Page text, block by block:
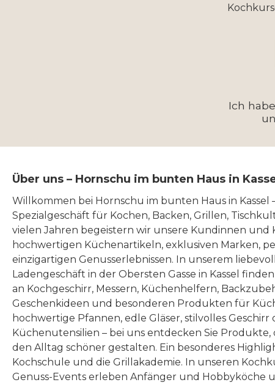
Ich
Über uns – Hornschu im bunten Haus in
Willkommen bei Hornschu im bunten Haus in Kassel
Spezialgeschäft für Kochen, Backen, Grillen,
vielen Jahren begeistern wir unsere Kundinnen und
hochwertigen Küchenartikeln, exklusiven Marken,
einzigartigen Genusserlebnissen. In unserem
Ladengeschäft in der Obersten Gasse in Kassel
an Kochgeschirr, Messern, Küchenhelfern,
Geschenkideen und besonderen Produkten für
hochwertige Pfannen, edle Gläser, stilvolles Geschirr
Küchenutensilien – bei uns entdecken Sie
den Alltag schöner gestalten. Ein besonderes
Kochschule und die Grillakademie. In unseren
Genuss-Events erleben Anfänger und Hobbyköche